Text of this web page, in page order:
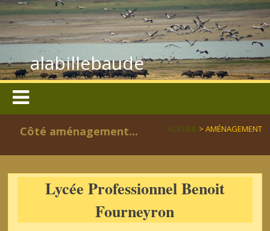
alabillebaude
Côté aménagement... ACCUEIL> AMÉNAGEMENT
Lycée Professionnel Benoit
Fourneyron